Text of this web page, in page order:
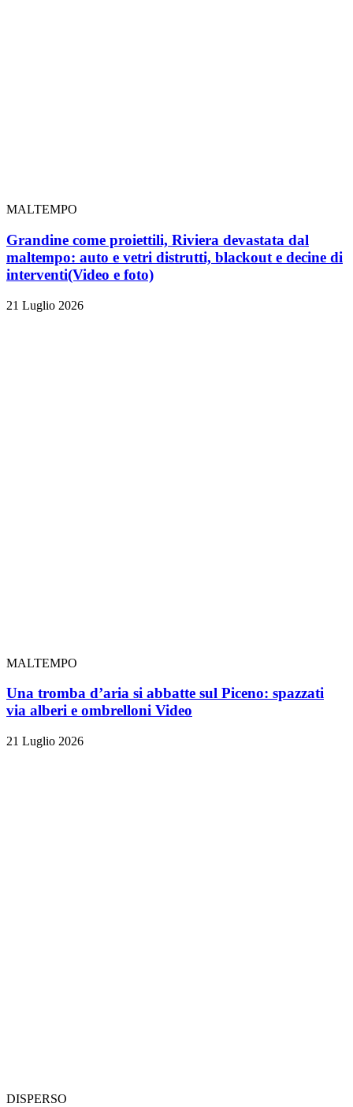
MALTEMPO
Grandine come proiettili, Riviera devastata dal
maltempo: auto e vetri distrutti, blackout e decine di
interventi(Video e foto)
21 Luglio 2026
MALTEMPO
Una tromba d’aria si abbatte sul Piceno: spazzati
via alberi e ombrelloni Video
21 Luglio 2026
DISPERSO